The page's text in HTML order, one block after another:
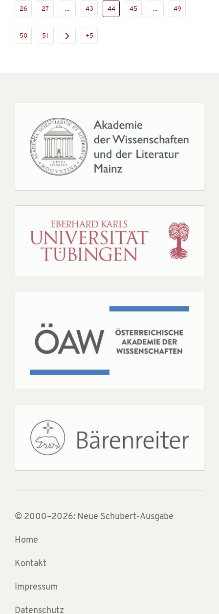
26 27 ... 43 44 45 ... 49
50 51 +5
© 2000–2026: Neue Schubert-Ausgabe
Home
Kontakt
Impressum
Datenschutz